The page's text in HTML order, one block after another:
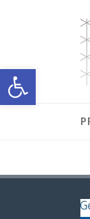
Werkzeugleiste öffnen